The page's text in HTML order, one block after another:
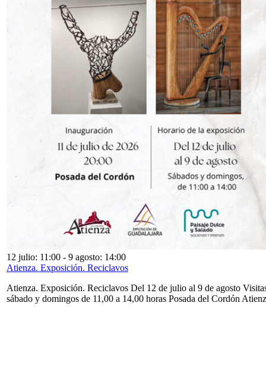
12 julio: 11:00 - 9 agosto: 14:00
Atienza. Exposición. Reciclavos
Atienza. Exposición. Reciclavos Del 12 de julio al 9 de agosto
sábado y domingos de 11,00 a 14,00 horas Posada del Cordón